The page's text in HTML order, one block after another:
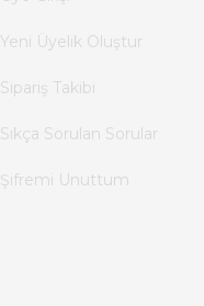
Yeni Üyelik Oluştur
Sipariş Takibi
Sıkça Sorulan Sorular
Şifremi Unuttum